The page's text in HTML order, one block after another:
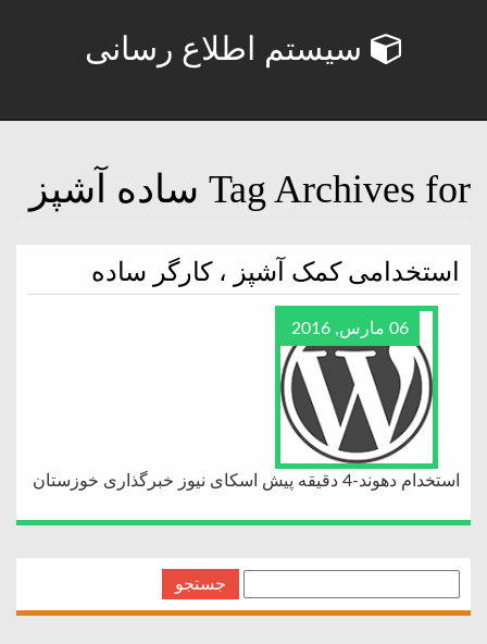
سیستم اطلاع رسانی
Tag Archives for ساده آشپز
استخدامی کمک آشپز ، کارگر ساده
06 مارس, 2016
استخدام دهوند-4 دقیقه پیش اسکای نیوز خبرگذاری خوزستان